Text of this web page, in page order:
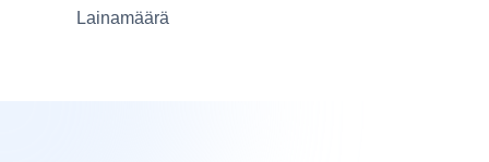
Lainamäärä